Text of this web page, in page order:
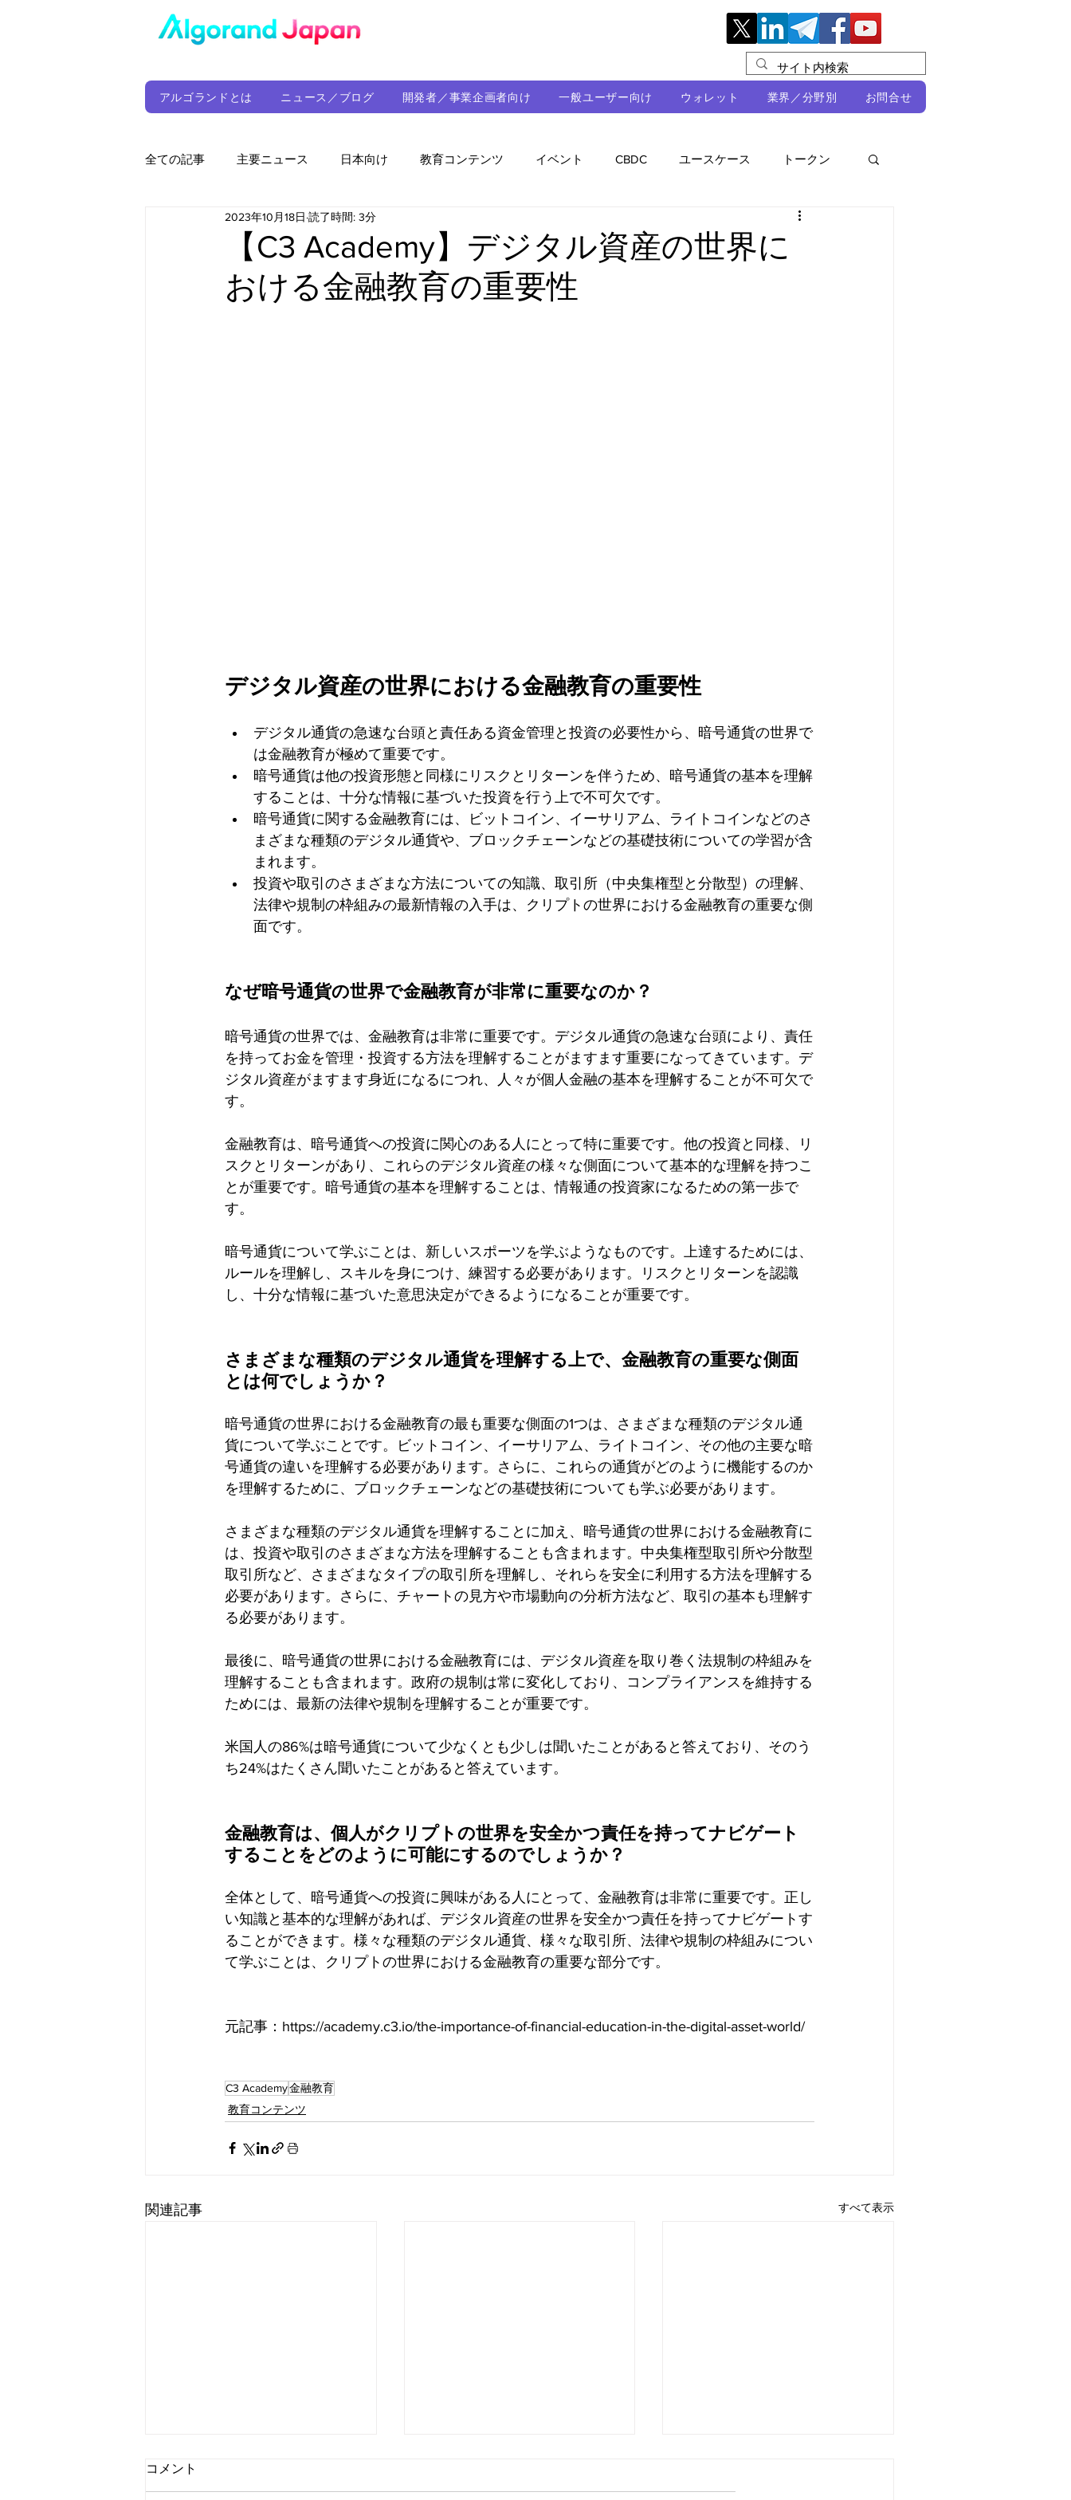
アルゴランドとは ニュース／ブログ 開発者／事業企画者向け 一般ユーザー向け ウォレット 業界／分野別 お問合せ
全ての記事 主要ニュース 日本向け 教育コンテンツ イベント CBDC ユースケース トークン
ウォレット 定期レポート 助成金
アルゴランド財団 持続可能性 メルマガ 技術開発
【C3 Academy】デジタル資産の世界に
おける金融教育の重要性
2023年10月18日 読了時間: 3分
デジタル資産の世界における金融教育の重要性
デジタル通貨の急速な台頭と責任ある資金管理と投資の必要性から、暗号通貨の世界で
は金融教育が極めて重要です。
暗号通貨は他の投資形態と同様にリスクとリターンを伴うため、暗号通貨の基本を理解
することは、十分な情報に基づいた投資を行う上で不可欠です。
暗号通貨に関する金融教育には、ビットコイン、イーサリアム、ライトコインなどのさ
まざまな種類のデジタル通貨や、ブロックチェーンなどの基礎技術についての学習が含
まれます。
投資や取引のさまざまな方法についての知識、取引所（中央集権型と分散型）の理解、
法律や規制の枠組みの最新情報の入手は、クリプトの世界における金融教育の重要な側
面です。
なぜ暗号通貨の世界で金融教育が非常に重要なのか？
暗号通貨の世界では、金融教育は非常に重要です。デジタル通貨の急速な台頭により、責任
を持ってお金を管理・投資する方法を理解することがますます重要になってきています。デ
ジタル資産がますます身近になるにつれ、人々が個人金融の基本を理解することが不可欠で
す。
金融教育は、暗号通貨への投資に関心のある人にとって特に重要です。他の投資と同様、リ
スクとリターンがあり、これらのデジタル資産の様々な側面について基本的な理解を持つこ
とが重要です。暗号通貨の基本を理解することは、情報通の投資家になるための第一歩で
す。
暗号通貨について学ぶことは、新しいスポーツを学ぶようなものです。上達するためには、
ルールを理解し、スキルを身につけ、練習する必要があります。リスクとリターンを認識
し、十分な情報に基づいた意思決定ができるようになることが重要です。
さまざまな種類のデジタル通貨を理解する上で、金融教育の重要な側面
とは何でしょうか？
暗号通貨の世界における金融教育の最も重要な側面の1つは、さまざまな種類のデジタル通
貨について学ぶことです。ビットコイン、イーサリアム、ライトコイン、その他の主要な暗
号通貨の違いを理解する必要があります。さらに、これらの通貨がどのように機能するのか
を理解するために、ブロックチェーンなどの基礎技術についても学ぶ必要があります。
さまざまな種類のデジタル通貨を理解することに加え、暗号通貨の世界における金融教育に
は、投資や取引のさまざまな方法を理解することも含まれます。中央集権型取引所や分散型
取引所など、さまざまなタイプの取引所を理解し、それらを安全に利用する方法を理解する
必要があります。さらに、チャートの見方や市場動向の分析方法など、取引の基本も理解す
る必要があります。
最後に、暗号通貨の世界における金融教育には、デジタル資産を取り巻く法規制の枠組みを
理解することも含まれます。政府の規制は常に変化しており、コンプライアンスを維持する
ためには、最新の法律や規制を理解することが重要です。
米国人の86%は暗号通貨について少なくとも少しは聞いたことがあると答えており、そのう
ち24%はたくさん聞いたことがあると答えています。
金融教育は、個人がクリプトの世界を安全かつ責任を持ってナビゲート
することをどのように可能にするのでしょうか？
全体として、暗号通貨への投資に興味がある人にとって、金融教育は非常に重要です。正し
い知識と基本的な理解があれば、デジタル資産の世界を安全かつ責任を持ってナビゲートす
ることができます。様々な種類のデジタル通貨、様々な取引所、法律や規制の枠組みについ
て学ぶことは、クリプトの世界における金融教育の重要な部分です。
元記事：https://academy.c3.io/the-importance-of-financial-education-in-the-digital-asset-world/
C3 Academy金融教育
教育コンテンツ
関連記事 すべて表示
コメント